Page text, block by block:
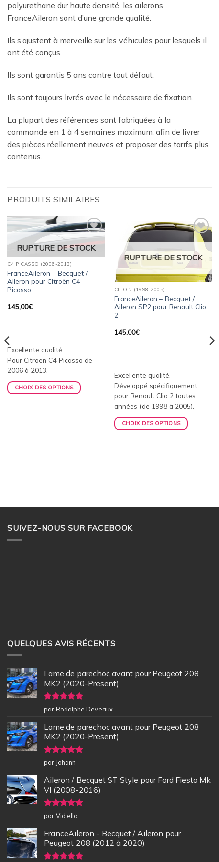
polyurethane dur haute densité, les ailerons
FranceAileron sont d’une grande qualité.
Ils s’ajustent à merveille sur les véhicules pour lesquels il
ont été conçus.
Ils sont garantis 5 ans contre tout défaut.
Ils sont toujours livrés avec le nécessaire de fixation.
La plupart des références sont fabriquées à la
commande en 1 à 4 semaines maximum, afin de livrer
des pièces réellement neuves et proposer des tarifs plus
contenus.
PRODUITS SIMILAIRES
à la
RUPTURE DE STOCK
C4 PICASSO (2006-2013)
FranceAileron – Becquet /
Aileron pour Citroën C4
Picasso
145,00€
Excellente qualité.
Pour Citroën C4 Picasso de
2006 à 2013.
CHOIX DES OPTIONS
Ajouter
wishlist
RUPTURE DE STOCK
CLIO 2 (1998-2005)
FranceAileron – Becquet /
Aileron SP2 pour Renault Clio
2
145,00€
Excellente qualité.
Développé spécifiquement
pour Renault Clio 2 toutes
années (de 1998 à 2005).
CHOIX DES OPTIONS
SUIVEZ-NOUS SUR FACEBOOK
QUELQUES AVIS RÉCENTS
Lame de parechoc avant pour Peugeot 208
MK2 (2020-Present)
Note5sur
5
par Rodolphe Deveaux
Lame de parechoc avant pour Peugeot 208
MK2 (2020-Present)
Note5sur
5
par Johann
Aileron / Becquet ST Style pour Ford Fiesta Mk
VI (2008-2016)
Note5sur
5
par Vidiella
FranceAileron - Becquet / Aileron pour
Peugeot 208 (2012 à 2020)